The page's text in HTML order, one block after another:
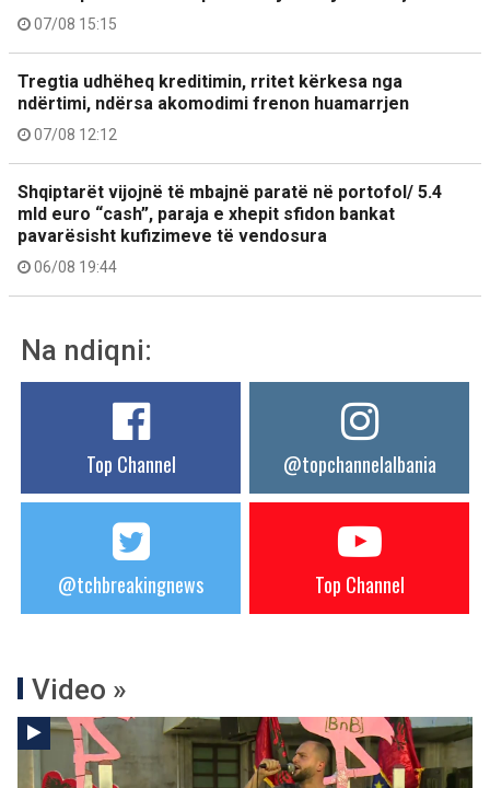
07/08 15:15
Tregtia udhëheq kreditimin, rritet kërkesa nga
ndërtimi, ndërsa akomodimi frenon huamarrjen
07/08 12:12
Shqiptarët vijojnë të mbajnë paratë në portofol/ 5.4
mld euro “cash”, paraja e xhepit sfidon bankat
pavarësisht kufizimeve të vendosura
06/08 19:44
Na ndiqni:
Top Channel @topchannelalbania
@tchbreakingnews Top Channel
Video »